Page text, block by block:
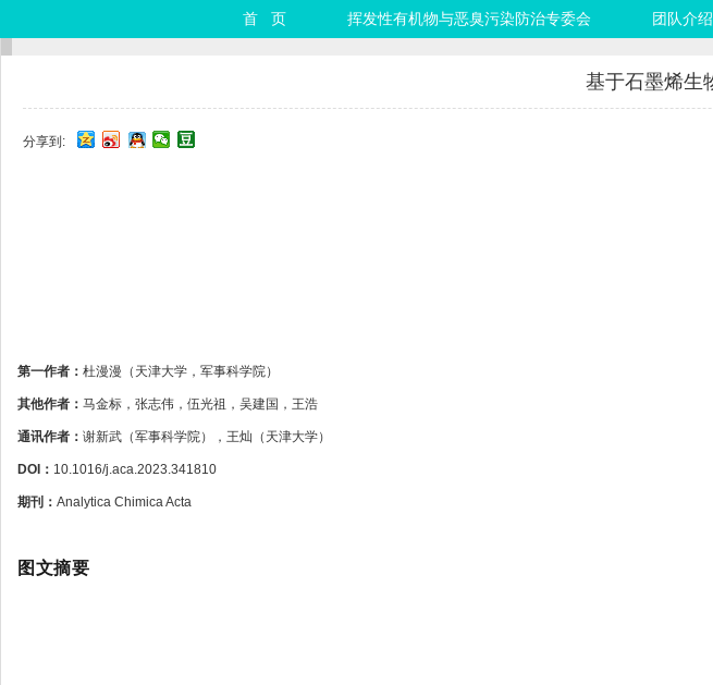
首 页 挥发性有机物与恶臭污染防治专委会 团队介绍
基于石墨烯生
分享到:
第一作者： 杜漫漫（天津大学，军事科学院）
其他作者： 马金标，张志伟，伍光祖，吴建国，王浩
通讯作者： 谢新武（军事科学院），王灿（天津大学）
DOI： 10.1016/j.aca.2023.341810
期刊： Analytica Chimica Acta
图文摘要